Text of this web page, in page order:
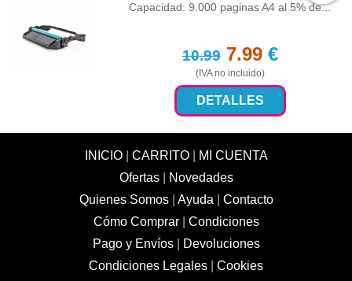
Capacidad: 9.000 paginas A4 al 5% de...
10.99 7.99€
(IVA no incluido)
DETALLES
INICIO| CARRITO|
MI CUENTA
Ofertas|
Novedades
Quienes Somos| Ayuda
Contacto
Cómo Comprar| Condiciones
Pago y Envíos|
Devoluciones
Condiciones Legales
Cookies